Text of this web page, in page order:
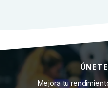
Mejora tu